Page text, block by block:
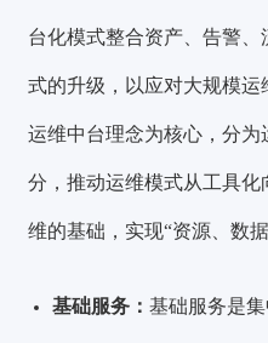
台化模式整合资产、告警
式的升级，以应对大规模
运维中台理念为核心，分
分，推动运维模式从工具
维的基础，实现“资源、数
基础服务：基础服务是